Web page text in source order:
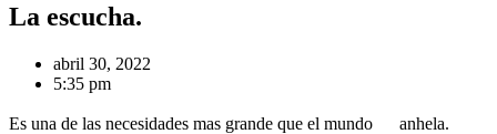
La escucha.
abril 30, 2022
5:35 pm
Es una de las necesidades mas grande que el mundo
anhela.